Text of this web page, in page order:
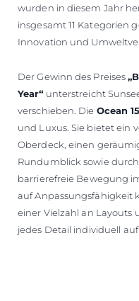
wurden in diesem Jahr
insgesamt 11 Kategorien
Innovation und
Der Gewinn des Preises
Year“ unterstreicht
verschieben. Die Ocean
und Luxus. Sie bietet ein
Oberdeck, einen
Rundumblick sowie
barrierefreie Bewegung
auf Anpassungsfähigkeit
einer Vielzahl an
jedes Detail individuell